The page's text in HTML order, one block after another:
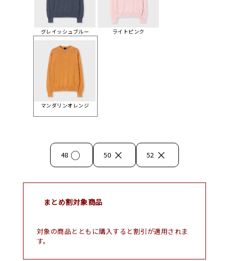
グレイッシュブルー ライトピンク
マンダリンオレンジ
48 ○ 50 × 52 ×
まとめ割対象商品
対象の商品とともに購入すると割引が適用されま
す。